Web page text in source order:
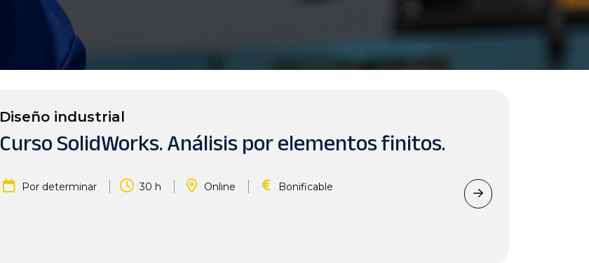
Diseño industrial
Curso SolidWorks. Análisis por elementos finitos.
Por determinar | 30 h | Online | Bonificable